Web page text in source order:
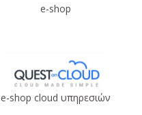
e-shop
e-shop cloud υπηρεσιών